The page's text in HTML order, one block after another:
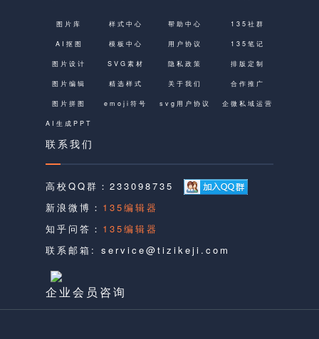
图片库
AI抠图
图片设计
图片编辑
图片拼图
AI生成PPT
样式中心
模板中心
SVG素材
精选样式
emoji符号
帮助中心
用户协议
隐私政策
关于我们
svg用户协议
135社群
135笔记
排版定制
合作推广
企微私域运营
联系我们
高校QQ群： 233098735
新浪微博： 135编辑器
知乎问答： 135编辑器
联系邮箱: service@tizikeji.com
企业会员咨询